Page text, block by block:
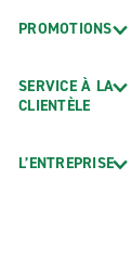
PROMOTIONS
SERVICE À LA
CLIENTÈLE
L’ENTREPRISE